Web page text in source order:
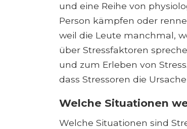
und eine Reihe von
Person kämpfen oder
weil die Leute manchmal,
über Stressfaktoren
und zum Erleben von
dass Stressoren die
Welche Situationen
Welche Situationen sind